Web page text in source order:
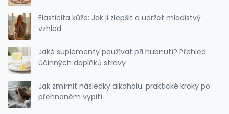
Elasticita kůže: Jak ji zlepšit a udržet mladistvý
vzhled
Jaké suplementy používat při hubnutí? Přehled
účinných doplňků stravy
Jak zmírnit následky alkoholu: praktické kroky po
přehnaném vypití